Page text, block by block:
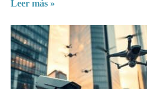
Leer más »